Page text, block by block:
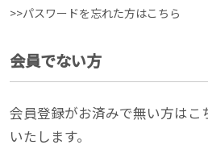
>>パスワードを忘れた方はこちら
会員でない方
会員登録がお済みで無い方はこ
いたします。